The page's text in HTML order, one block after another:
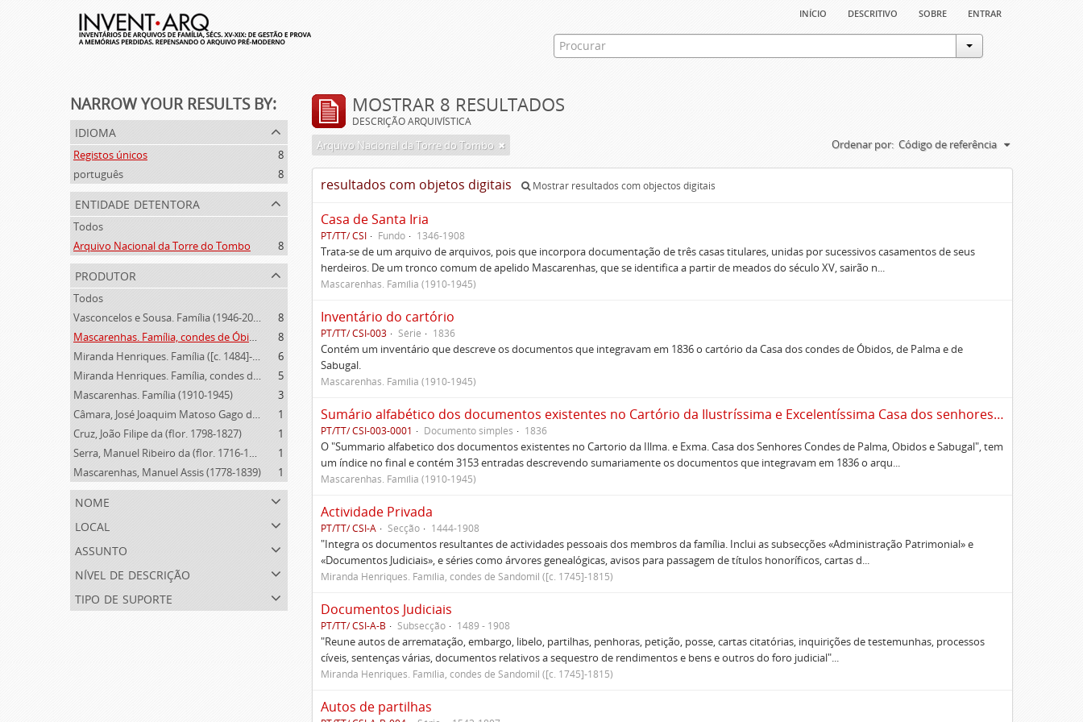
início descritivo sobre entrar
NARROW YOUR RESULTS BY:
idioma
Registos únicos
8
português
8
entidade detentora
Todos
Arquivo Nacional da Torre do Tombo
8
produtor
Todos
Vasconcelos e Sousa. Família (1946-2006)
8
Mascarenhas. Família, condes de Óbidos, Palma e Sabugal (1669-1910)
8
Miranda Henriques. Família ([c. 1484]-[c.1745])
6
Miranda Henriques. Família, condes de Sandomil ([c. 1745]-1815)
5
Mascarenhas. Família (1910-1945)
3
Câmara, José Joaquim Matoso Gago da (1775-1864)
1
Cruz, João Filipe da (flor. 1798-1827)
1
Serra, Manuel Ribeiro da (flor. 1716-1726)
1
Mascarenhas, Manuel Assis (1778-1839)
1
nome
local
assunto
nível de descrição
tipo de suporte
MOSTRAR 8 RESULTADOS
DESCRIÇÃO ARQUIVÍSTICA
Arquivo Nacional da Torre do Tombo Ordenar por: Código de referência
resultados com objetos digitais Mostrar resultados com objectos digitais
Casa de Santa Iria
PT/TT/ CSI Fundo 1346-1908
Trata-se de um arquivo de arquivos, pois que incorpora documentação de três casas titulares, unidas por sucessivos casamentos de seus
herdeiros. De um tronco comum de apelido Mascarenhas, que se identifica a partir de meados do século XV, sairão n...
Mascarenhas. Família (1910-1945)
Inventário do cartório
PT/TT/ CSI-003 Série 1836
Contém um inventário que descreve os documentos que integravam em 1836 o cartório da Casa dos condes de Óbidos, de Palma e de
Sabugal.
Mascarenhas. Família (1910-1945)
Sumário alfabético dos documentos existentes no Cartório da Ilustríssima e Excelentíssima Casa dos senhores condes de Palma, Óbidos e Sabugal
PT/TT/ CSI-003-0001 Documento simples 1836
O "Summario alfabetico dos documentos existentes no Cartorio da Illma. e Exma. Casa dos Senhores Condes de Palma, Obidos e Sabugal", tem
um índice no final e contém 3153 entradas descrevendo sumariamente os documentos que integravam em 1836 o arqu...
Mascarenhas. Família (1910-1945)
Actividade Privada
PT/TT/ CSI-A Secção 1444-1908
"Integra os documentos resultantes de actividades pessoais dos membros da família. Inclui as subsecções «Administração Patrimonial» e
«Documentos Judiciais», e séries como árvores genealógicas, avisos para passagem de títulos honoríficos, cartas d...
Miranda Henriques. Família, condes de Sandomil ([c. 1745]-1815)
Documentos Judiciais
PT/TT/ CSI-A-B Subsecção 1489 - 1908
"Reune autos de arrematação, embargo, libelo, partilhas, penhoras, petição, posse, cartas citatórias, inquirições de testemunhas, processos
cíveis, sentenças várias, documentos relativos a sequestro de rendimentos e bens e outros do foro judicial"...
Miranda Henriques. Família, condes de Sandomil ([c. 1745]-1815)
Autos de partilhas